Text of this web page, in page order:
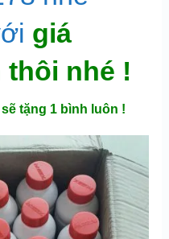
giá
thôi nhé !
tặng 1 bình luôn !